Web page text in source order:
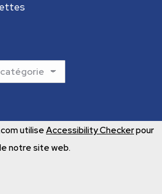
utiliseAccessibility Checkerpour
notre site web.